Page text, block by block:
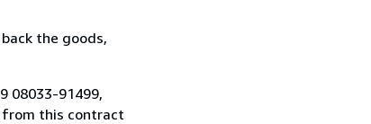
the goods,
08033-91499,
from this contract